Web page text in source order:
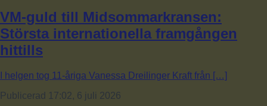
VM-guld till Midsommarkransen:
Största internationella framgången
hittills
I helgen tog 11-åriga Vanessa Dreilinger Kraft från […]
Publicerad 17:02, 6 juli 2026